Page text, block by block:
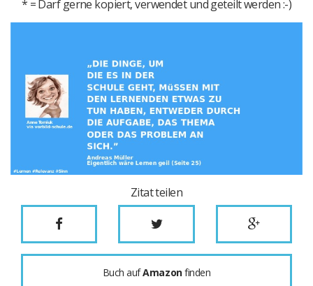
* = Darf gerne kopiert, verwendet und geteilt werden :-)
Zitat teilen
Buch aufAmazonfinden